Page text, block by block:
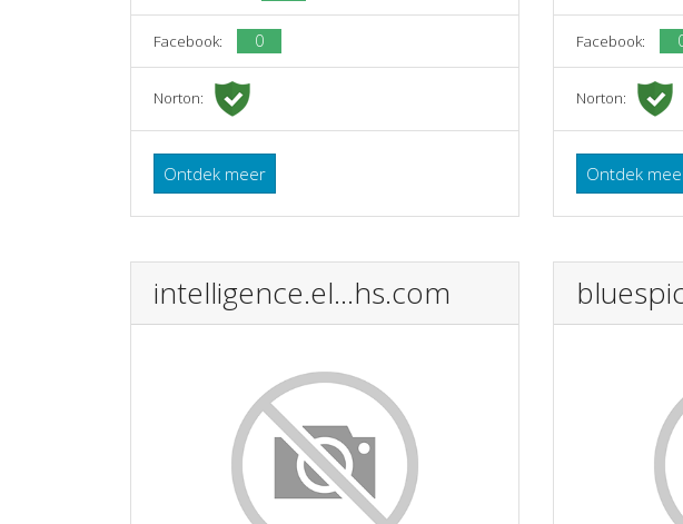
Facebook: 0
Norton:
Ontdek meer
Facebook:
Norton:
Ontdek
intelligence.el...hs.com